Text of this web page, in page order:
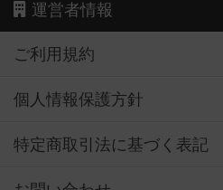
運営者情報
ご利用規約
個人情報保護方針
特定商取引法に基づく表記